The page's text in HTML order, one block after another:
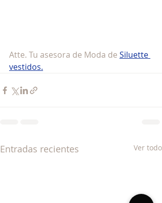
Atte. Tu asesora de Moda de Siluette
vestidos.
Entradas recientes Ver todo